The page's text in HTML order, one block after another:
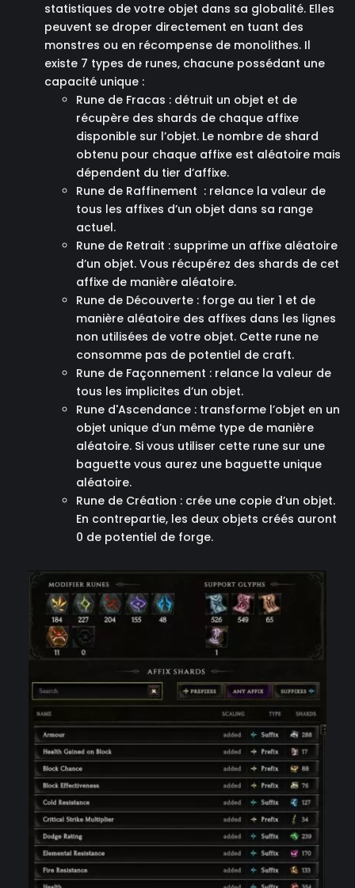
statistiques de votre objet dans sa globalité. Elles
peuvent se droper directement en tuant des
monstres ou en récompense de monolithes. Il
existe 7 types de runes, chacune possédant une
capacité unique :
Rune de Fracas : détruit un objet et de
récupère des shards de chaque affixe
disponible sur l’objet. Le nombre de shard
obtenu pour chaque affixe est aléatoire mais
dépendent du tier d’affixe.
Rune de Raffinement : relance la valeur de
tous les affixes d’un objet dans sa range
actuel.
Rune de Retrait : supprime un affixe aléatoire
d’un objet. Vous récupérez des shards de cet
affixe de manière aléatoire.
Rune de Découverte : forge au tier 1 et de
manière aléatoire des affixes dans les lignes
non utilisées de votre objet. Cette rune ne
consomme pas de potentiel de craft.
Rune de Façonnement : relance la valeur de
tous les implicites d’un objet.
Rune d'Ascendance : transforme l’objet en un
objet unique d’un même type de manière
aléatoire. Si vous utiliser cette rune sur une
baguette vous aurez une baguette unique
aléatoire.
Rune de Création : crée une copie d’un objet.
En contrepartie, les deux objets créés auront
0 de potentiel de forge.